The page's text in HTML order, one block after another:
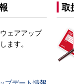
ェアアップ
ます。
取